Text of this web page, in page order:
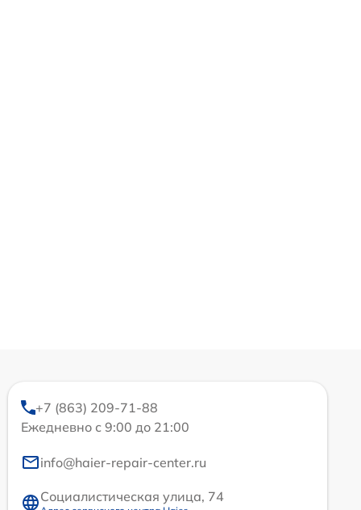
+7 (863) 209-71-88
Ежедневно с 9:00 до 21:00
info@haier-repair-center.ru
Социалистическая улица, 74